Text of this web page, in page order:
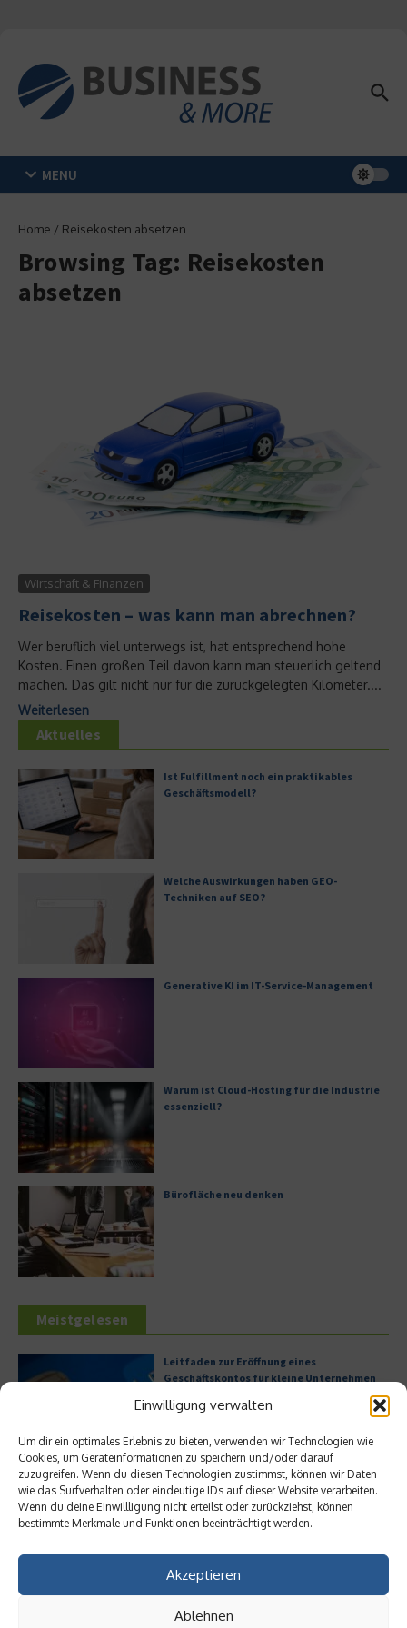
Einwilligung verwalten
Um dir ein optimales Erlebnis zu bieten, verwenden wir Technologien wie
Cookies, um Geräteinformationen zu speichern und/oder darauf
zuzugreifen. Wenn du diesen Technologien zustimmst, können wir Daten
wie das Surfverhalten oder eindeutige IDs auf dieser Website verarbeiten.
Wenn du deine Einwillligung nicht erteilst oder zurückziehst, können
bestimmte Merkmale und Funktionen beeinträchtigt werden.
Akzeptieren
Ablehnen
MENU
Home / Reisekosten absetzen
Browsing Tag: Reisekosten
absetzen
Wirtschaft & Finanzen
Reisekosten – was kann man abrechnen?
Wer beruflich viel unterwegs ist, hat entsprechend hohe
Kosten. Einen großen Teil davon kann man steuerlich geltend
machen. Das gilt nicht nur für die zurückgelegten Kilometer....
Weiterlesen
Aktuelles
Ist Fulfillment noch ein praktikables
Geschäftsmodell?
Welche Auswirkungen haben GEO-
Techniken auf SEO?
Generative KI im IT-Service-Management
Warum ist Cloud-Hosting für die Industrie
essenziell?
Bürofläche neu denken
Meistgelesen
Leitfaden zur Eröffnung eines
Geschäftskontos für kleine Unternehmen
Hilton Worldwide: Eine Ikone der globalen
Hotellerie im Wandel der Zeit
Digitalisierung als Wettbewerbsvorteil